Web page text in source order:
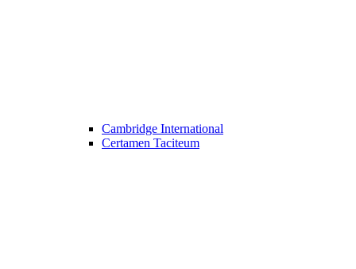
Cambridge International
Certamen Taciteum